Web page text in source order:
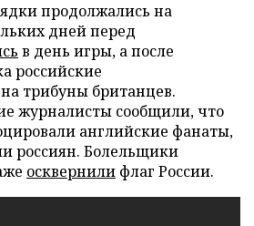
продолжались на
дней перед
в день игры, а после
российские
на трибуны британцев.
журналисты сообщили, что
английские фанаты,
россиян. Болельщики
осквернили флаг России.